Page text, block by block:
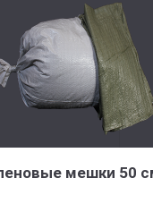
мешки 50